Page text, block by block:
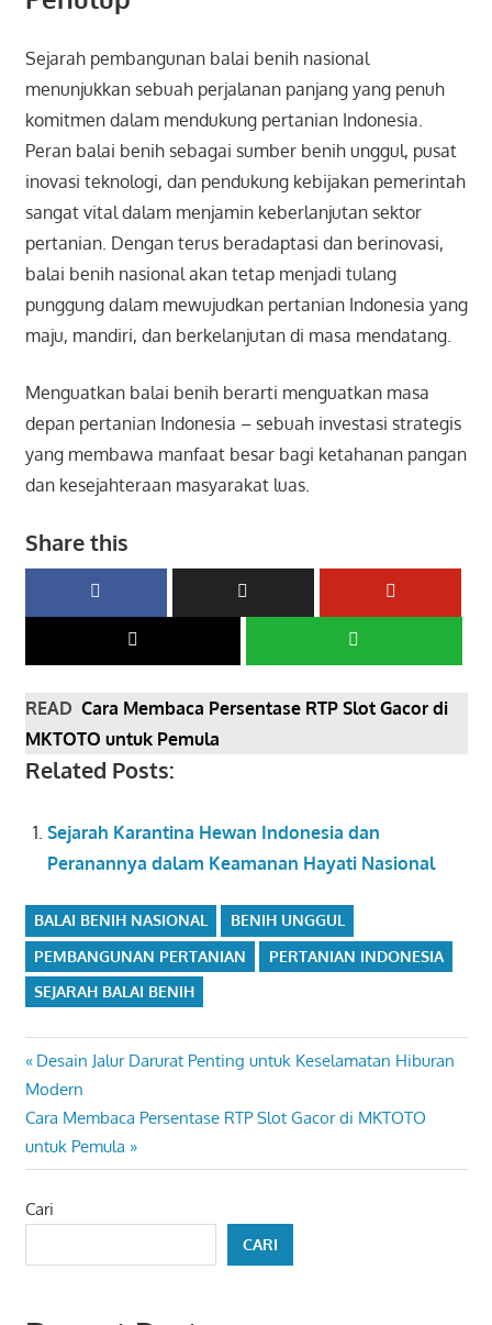
Sejarah pembangunan balai benih nasional
menunjukkan sebuah perjalanan panjang yang penuh
komitmen dalam mendukung pertanian Indonesia.
Peran balai benih sebagai sumber benih unggul, pusat
inovasi teknologi, dan pendukung kebijakan pemerintah
sangat vital dalam menjamin keberlanjutan sektor
pertanian. Dengan terus beradaptasi dan berinovasi,
balai benih nasional akan tetap menjadi tulang
punggung dalam mewujudkan pertanian Indonesia yang
maju, mandiri, dan berkelanjutan di masa mendatang.
Menguatkan balai benih berarti menguatkan masa
depan pertanian Indonesia – sebuah investasi strategis
yang membawa manfaat besar bagi ketahanan pangan
dan kesejahteraan masyarakat luas.
Share this
READ Cara Membaca Persentase RTP Slot Gacor di
MKTOTO untuk Pemula
Related Posts:
Sejarah Karantina Hewan Indonesia dan
Peranannya dalam Keamanan Hayati Nasional
BALAI BENIH NASIONAL
BENIH UNGGUL
PEMBANGUNAN PERTANIAN
PERTANIAN INDONESIA
SEJARAH BALAI BENIH
Navigasi
pos
Previous
Post:
Desain Jalur Darurat Penting untuk Keselamatan Hiburan
Modern
Next
Post:
Cara Membaca Persentase RTP Slot Gacor di MKTOTO
untuk Pemula
Cari
CARI